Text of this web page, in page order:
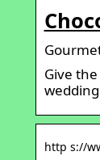
Give
http s://